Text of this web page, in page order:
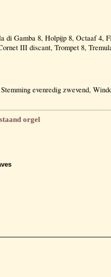
di Gamba 8, Holpijp 8, Octaaf 4,
III discant, Trompet 8,
evenredig zwevend,
orgel